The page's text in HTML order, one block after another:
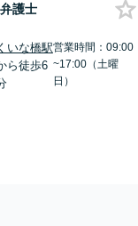
弁護士
いな橋駅
ら徒歩6
営業時間：09:00
~17:00（土曜
日）